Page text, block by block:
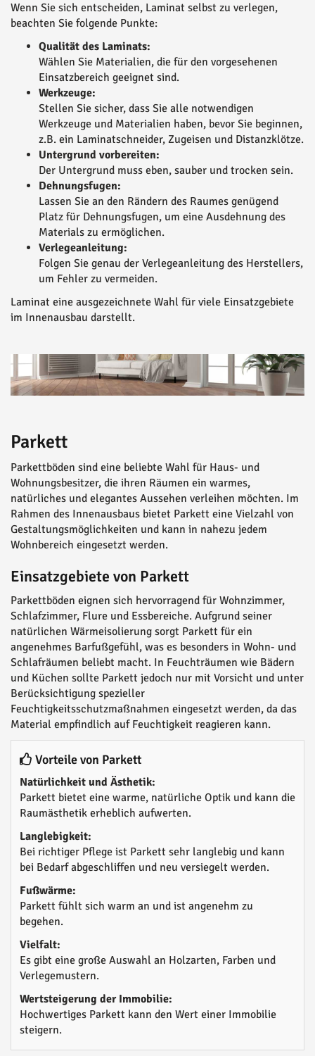
Wenn Sie sich entscheiden, Laminat selbst zu verlegen,
beachten Sie folgende Punkte:
Qualität des Laminats:
Wählen Sie Materialien, die für den vorgesehenen
Einsatzbereich geeignet sind.
Werkzeuge:
Stellen Sie sicher, dass Sie alle notwendigen
Werkzeuge und Materialien haben, bevor Sie beginnen,
z.B. ein Laminatschneider, Zugeisen und Distanzklötze.
Untergrund vorbereiten:
Der Untergrund muss eben, sauber und trocken sein.
Dehnungsfugen:
Lassen Sie an den Rändern des Raumes genügend
Platz für Dehnungsfugen, um eine Ausdehnung des
Materials zu ermöglichen.
Verlegeanleitung:
Folgen Sie genau der Verlegeanleitung des Herstellers,
um Fehler zu vermeiden.
Laminat eine ausgezeichnete Wahl für viele Einsatzgebiete
im Innenausbau darstellt.
Parkett
Parkettböden sind eine beliebte Wahl für Haus- und
Wohnungsbesitzer, die ihren Räumen ein warmes,
natürliches und elegantes Aussehen verleihen möchten. Im
Rahmen des Innenausbaus bietet Parkett eine Vielzahl von
Gestaltungsmöglichkeiten und kann in nahezu jedem
Wohnbereich eingesetzt werden.
Einsatzgebiete von Parkett
Parkettböden eignen sich hervorragend für Wohnzimmer,
Schlafzimmer, Flure und Essbereiche. Aufgrund seiner
natürlichen Wärmeisolierung sorgt Parkett für ein
angenehmes Barfußgefühl, was es besonders in Wohn- und
Schlafräumen beliebt macht. In Feuchträumen wie Bädern
und Küchen sollte Parkett jedoch nur mit Vorsicht und unter
Berücksichtigung spezieller
Feuchtigkeitsschutzmaßnahmen eingesetzt werden, da das
Material empfindlich auf Feuchtigkeit reagieren kann.
Vorteile von Parkett
Natürlichkeit und Ästhetik:
Parkett bietet eine warme, natürliche Optik und kann die
Raumästhetik erheblich aufwerten.
Langlebigkeit:
Bei richtiger Pflege ist Parkett sehr langlebig und kann
bei Bedarf abgeschliffen und neu versiegelt werden.
Fußwärme:
Parkett fühlt sich warm an und ist angenehm zu
begehen.
Vielfalt:
Es gibt eine große Auswahl an Holzarten, Farben und
Verlegemustern.
Wertsteigerung der Immobilie:
Hochwertiges Parkett kann den Wert einer Immobilie
steigern.